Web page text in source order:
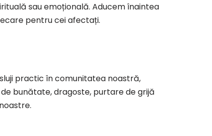
sau emoțională. Aducem înaintea
pentru cei afectați.
practic în comunitatea noastră,
bunătate, dragoste, purtare de grijă